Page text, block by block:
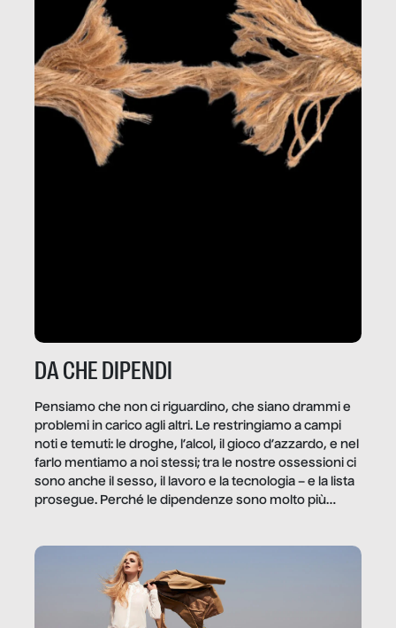
DA CHE DIPENDI
Pensiamo che non ci riguardino, che siano drammi e
problemi in carico agli altri. Le restringiamo a campi
noti e temuti: le droghe, l’alcol, il gioco d’azzardo, e nel
farlo mentiamo a noi stessi; tra le nostre ossessioni ci
sono anche il sesso, il lavoro e la tecnologia – e la lista
prosegue. Perché le dipendenze sono molto più
trae un guadagno. In questo reportage vediamo
quale e come.